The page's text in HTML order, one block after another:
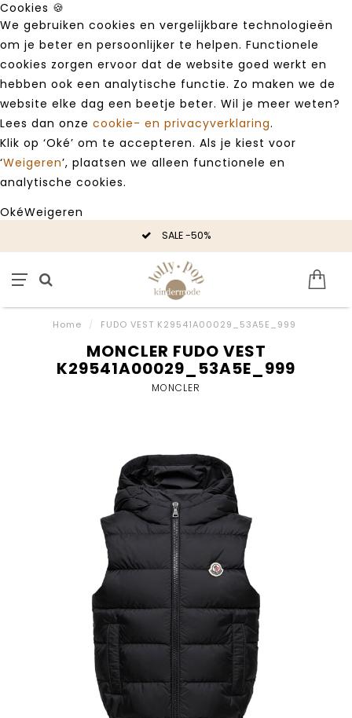
Cookies 🍪
We gebruiken cookies en vergelijkbare technologieën
om je beter en persoonlijker te helpen. Functionele
cookies zorgen ervoor dat de website goed werkt en
hebben ook een analytische functie. Zo maken we de
website elke dag een beetje beter. Wil je meer weten?
Lees dan onze cookie- en privacyverklaring.
Klik op ‘Oké’ om te accepteren. Als je kiest voor
‘Weigeren’, plaatsen we alleen functionele en
analytische cookies.
OkéWeigeren
SALE -50%
Home / FUDO VEST K29541A00029_53A5E_999
MONCLER FUDO VEST
K29541A00029_53A5E_999
MONCLER